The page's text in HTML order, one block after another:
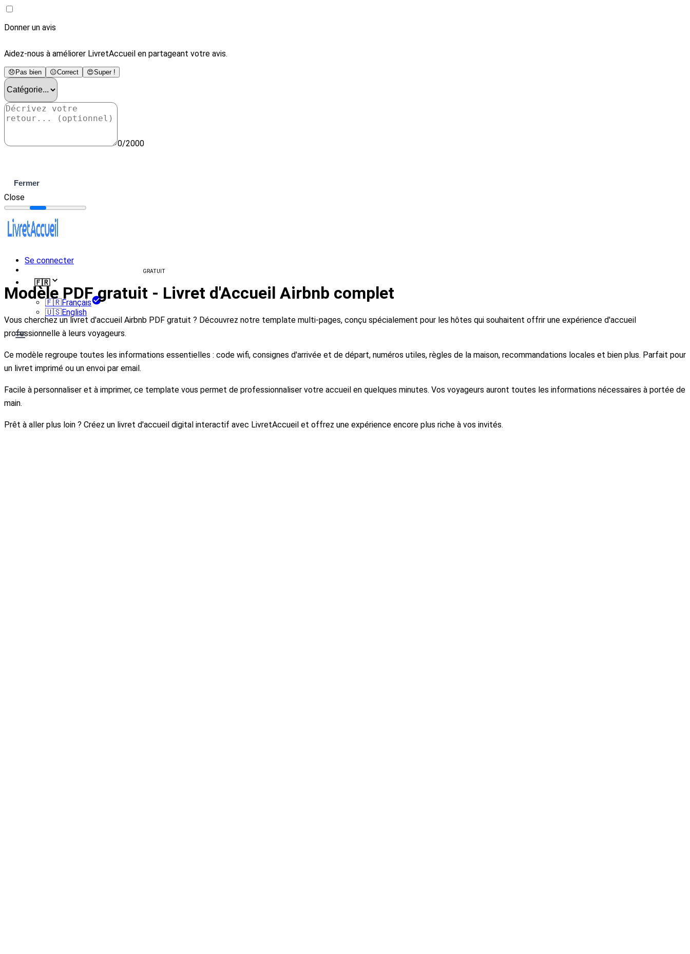
Donner un avis
Aidez-nous à améliorer LivretAccueil en partageant votre avis.
😞 Pas bien 😐Correct 😍Super !
0/2000
Fermer
Close
Se connecter
GRATUIT
🇫🇷
🇫🇷Français
🇺🇸English
Modèle PDF gratuit - Livret d'Accueil Airbnb complet
Vous cherchez un livret d'accueil Airbnb PDF gratuit ? Découvrez notre template multi-pages, conçu spécialement pour les hôtes qui souhaitent offrir une expérience d'accueil
professionnelle à leurs voyageurs.
Ce modèle regroupe toutes les informations essentielles : code wifi, consignes d'arrivée et de départ, numéros utiles, règles de la maison, recommandations locales et bien plus. Parfait pour
un livret imprimé ou un envoi par email.
Facile à personnaliser et à imprimer, ce template vous permet de professionnaliser votre accueil en quelques minutes. Vos voyageurs auront toutes les informations nécessaires à portée de
main.
Prêt à aller plus loin ? Créez un livret d'accueil digital interactif avec LivretAccueil et offrez une expérience encore plus riche à vos invités.